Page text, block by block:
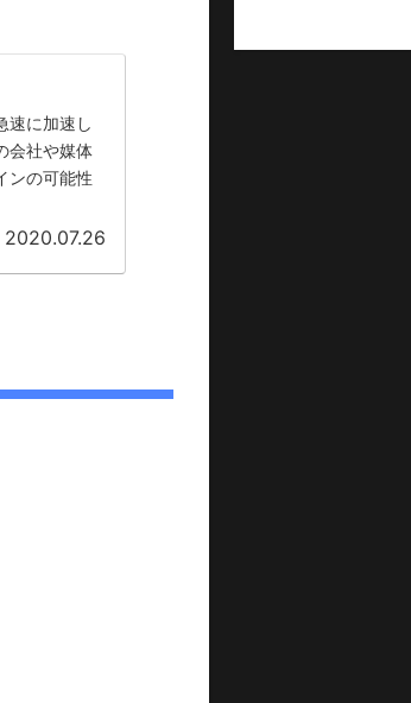
速に加速し
会社や媒体
ンの可能性
2020.07.26